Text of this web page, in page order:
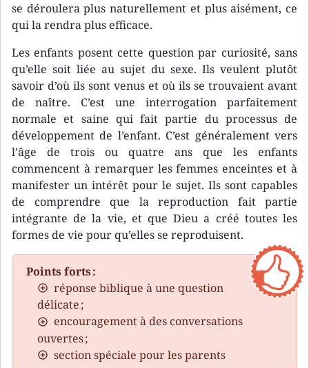
se déroulera plus naturellement et plus aisément, ce
qui la rendra plus efficace.
Les enfants posent cette question par curiosité, sans
qu’elle soit liée au sujet du sexe. Ils veulent plutôt
savoir d’où ils sont venus et où ils se trouvaient avant
de naître. C’est une interrogation parfaitement
normale et saine qui fait partie du processus de
développement de l’enfant. C’est généralement vers
l’âge de trois ou quatre ans que les enfants
commencent à remarquer les femmes enceintes et à
manifester un intérêt pour le sujet. Ils sont capables
de comprendre que la reproduction fait partie
intégrante de la vie, et que Dieu a créé toutes les
formes de vie pour qu’elles se reproduisent.
Points forts :
réponse biblique à une question
délicate ;
encouragement à des conversations
ouvertes ;
section spéciale pour les parents